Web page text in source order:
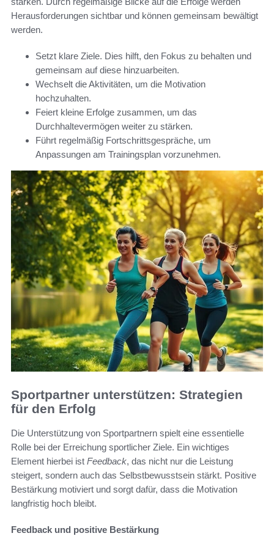
Herausforderungen sichtbar und können gemeinsam bewältigt
werden.
Setzt klare Ziele. Dies hilft, den Fokus zu behalten und
gemeinsam auf diese hinzuarbeiten.
Wechselt die Aktivitäten, um die Motivation
hochzuhalten.
Feiert kleine Erfolge zusammen, um das
Durchhaltevermögen weiter zu stärken.
Führt regelmäßig Fortschrittsgespräche, um
Anpassungen am Trainingsplan vorzunehmen.
Sportpartner unterstützen: Strategien
für den Erfolg
Die Unterstützung von Sportpartnern spielt eine essentielle
Rolle bei der Erreichung sportlicher Ziele. Ein wichtiges
Element hierbei ist Feedback, das nicht nur die Leistung
steigert, sondern auch das Selbstbewusstsein stärkt. Positive
Bestärkung motiviert und sorgt dafür, dass die Motivation
langfristig hoch bleibt.
Feedback und positive Bestärkung